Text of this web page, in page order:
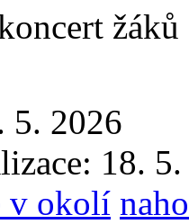
5. 2026
18.
v okolí